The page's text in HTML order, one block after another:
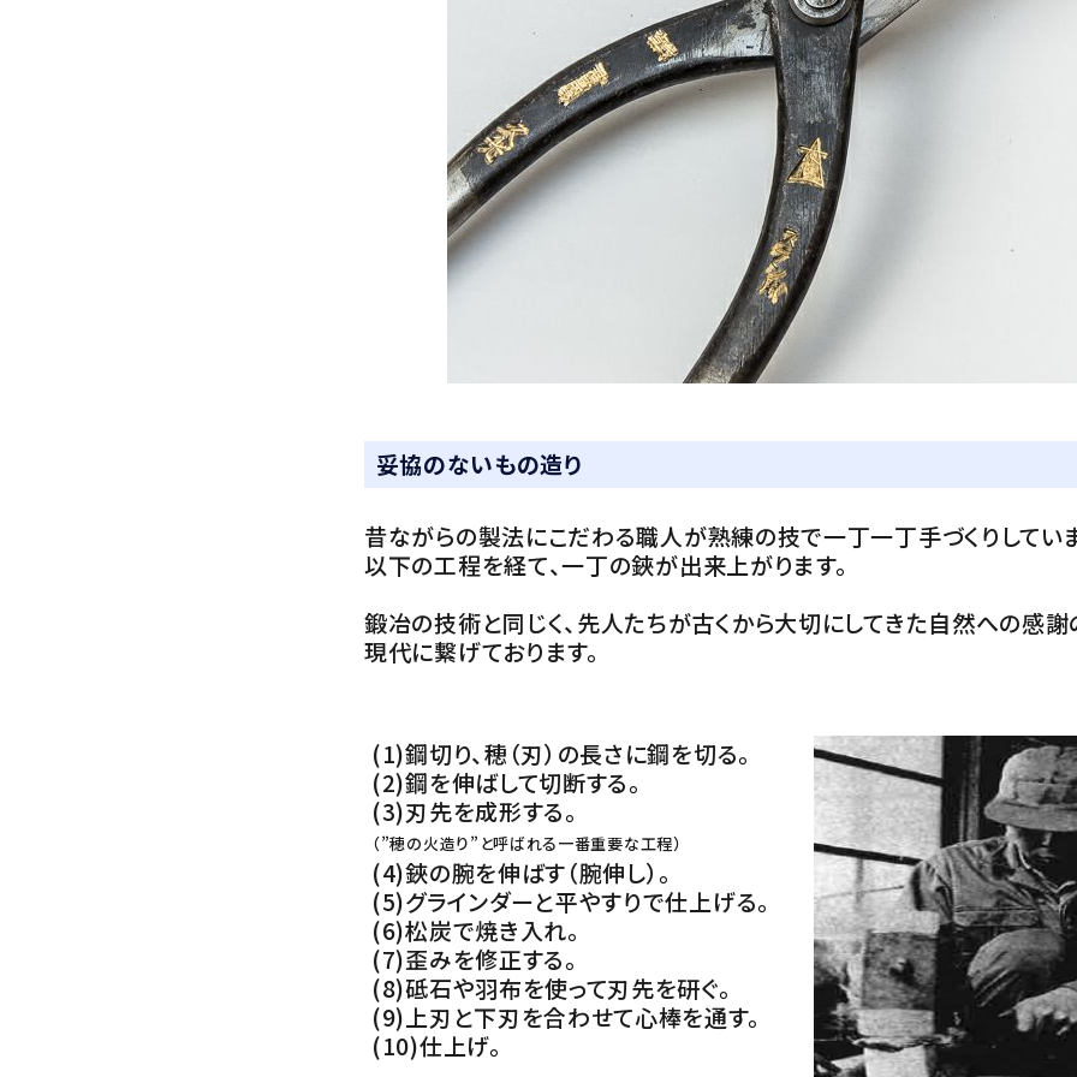
妥協のないもの造り
昔ながらの製法にこだわる職人が熟練の技で一丁一丁手づくりしてい
以下の工程を経て、一丁の鋏が出来上がります。
鍛冶の技術と同じく、先人たちが古くから大切にしてきた自然への感
現代に繋げております。
(1)鋼切り、穂（刃）の長さに鋼を切る。
(2)鋼を伸ばして切断する。
(3)刃先を成形する。
（”穂の火造り”と呼ばれる一番重要な工程）
(4)鋏の腕を伸ばす（腕伸し）。
(5)グラインダーと平やすりで仕上げる。
(6)松炭で焼き入れ。
(7)歪みを修正する。
(8)砥石や羽布を使って刃先を研ぐ。
(9)上刃と下刃を合わせて心棒を通す。
(10)仕上げ。